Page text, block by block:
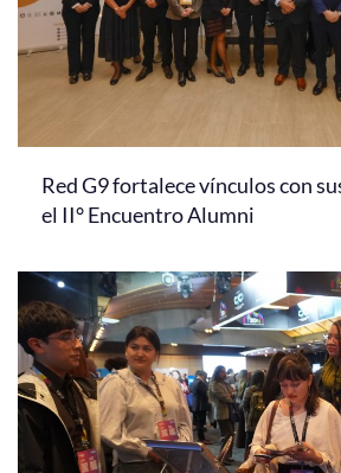
Red G9 fortalece vínculos con
el II° Encuentro Alumni